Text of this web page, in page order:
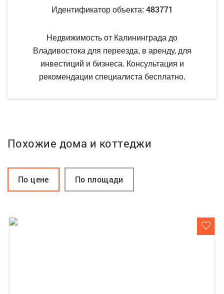
Идентификатор объекта: 483771
Недвижимость от Калининграда до
Владивостока для переезда, в аренду, для
инвестиций и бизнеса. Консультация и
рекомендации специалиста бесплатно.
Похожие дома и коттеджи
По цене По площади